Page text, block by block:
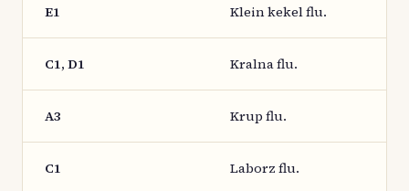
E1 Klein kekel flu.
C1, D1 Kralna flu.
A3 Krup flu.
C1 Laborz flu.